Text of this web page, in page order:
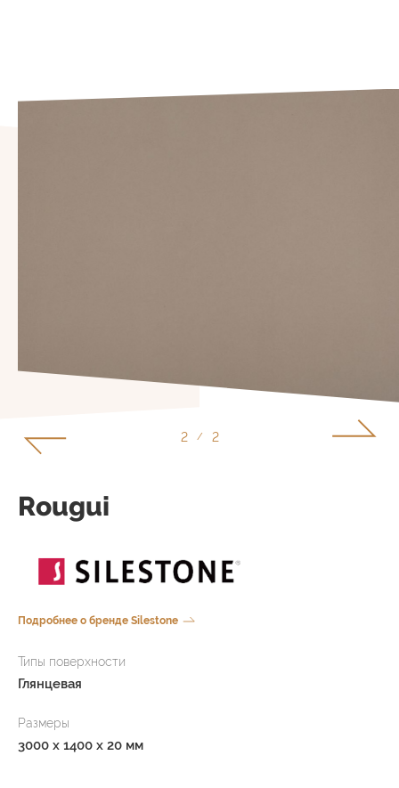
1 / 2
Rougui
Подробнее о бренде Silestone
Типы поверхности
Глянцевая
Размеры
3000 x 1400 x 20 мм